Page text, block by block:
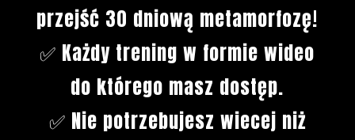
przejść 30 dniową metamorfozę!
✅ Każdy trening w formie wideo
do którego masz dostęp.
✅ Nie potrzebujesz wiecej niż